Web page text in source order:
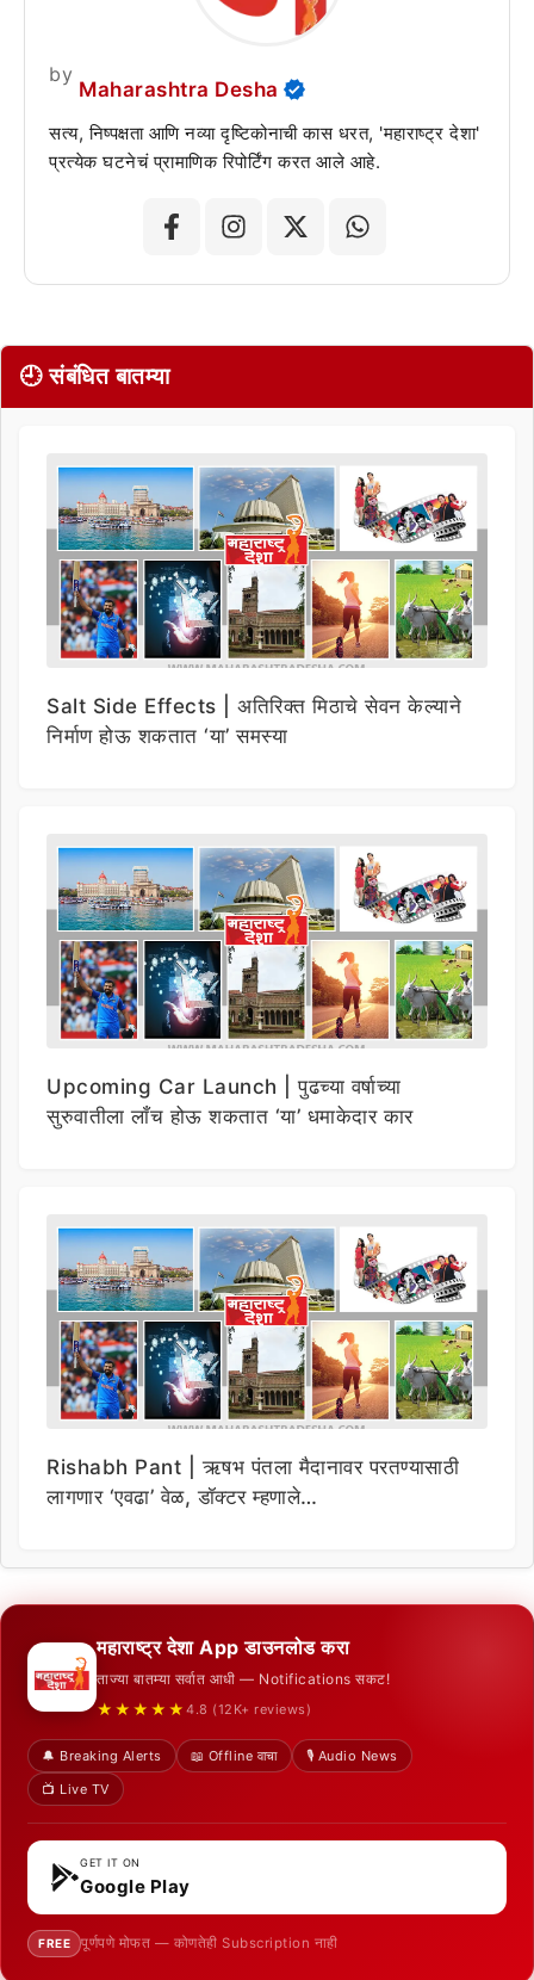
by
Maharashtra Desha
सत्य, निष्पक्षता आणि नव्या दृष्टिकोनाची कास धरत, 'महाराष्ट्र देशा'
प्रत्येक घटनेचं प्रामाणिक रिपोर्टिंग करत आले आहे.
🕘 संबंधित बातम्या
Salt Side Effects | अतिरिक्त मिठाचे सेवन केल्याने
निर्माण होऊ शकतात ‘या’ समस्या
Upcoming Car Launch | पुढच्या वर्षाच्या
सुरुवातीला लाँच होऊ शकतात ‘या’ धमाकेदार कार
Rishabh Pant | ऋषभ पंतला मैदानावर परतण्यासाठी
लागणार ‘एवढा’ वेळ, डॉक्टर म्हणाले…
महाराष्ट्र देशा App डाउनलोड करा
ताज्या बातम्या सर्वात आधी — Notifications सकट!
★★★★★ 4.8 (12K+ reviews)
🔔 Breaking Alerts 📖 Offline वाचा
🎙️ Audio News
📺 Live TV
GET IT ON
Google Play
FREE पूर्णपणे मोफत — कोणतेही Subscription नाही